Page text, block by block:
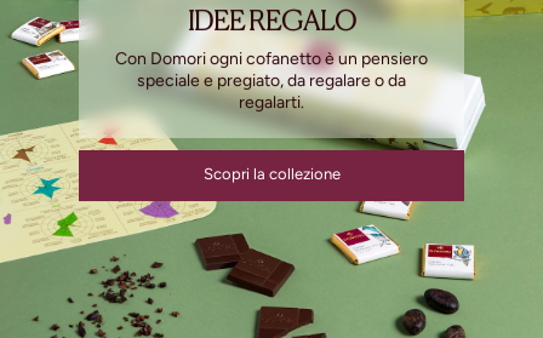
IDEE REGALO
Con Domori ogni cofanetto è un pensiero
speciale e pregiato, da regalare o da
regalarti.
Scopri la collezione